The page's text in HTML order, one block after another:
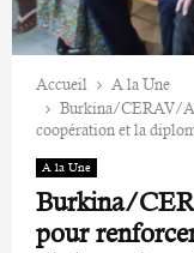
Accueil
A la Une
Burkina/CERAV/
coopération et la
A la Une
Burkina/
pour